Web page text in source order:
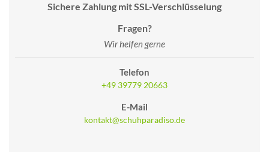
Sichere Zahlung mit SSL-Verschlüsselung
Fragen?
Wir helfen gerne
Telefon
+49 39779 20663
E-Mail
kontakt@schuhparadiso.de